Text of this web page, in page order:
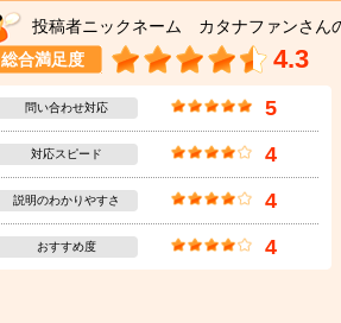
投稿者ニックネーム カタナファンさん
総合満足度 4.3
問い合わせ対応 5
対応スピード 4
説明のわかりやすさ 4
おすすめ度 4